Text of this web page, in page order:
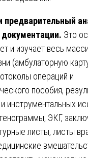
предварительный
Это
и изучает весь
(амбулаторную
операций и
пособия,
инструментальных
ЭКГ,
листы, листы